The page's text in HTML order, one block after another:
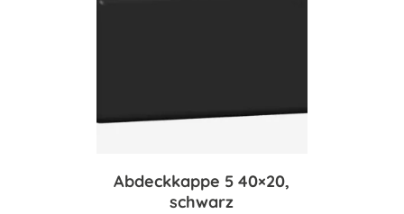
Abdeckkappe 5 40×20,
schwarz